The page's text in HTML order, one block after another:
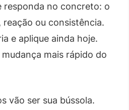
responda no concreto: o
reação ou consistência.
e aplique ainda hoje.
mais rápido do
vão ser sua bússola.